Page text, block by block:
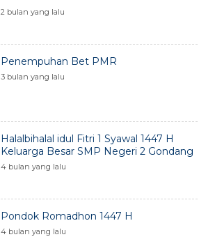
2 bulan yang lalu
Penempuhan Bet PMR
3 bulan yang lalu
Halalbihalal idul Fitri 1 Syawal 1447 H
Keluarga Besar SMP Negeri 2 Gondang
4 bulan yang lalu
Pondok Romadhon 1447 H
4 bulan yang lalu